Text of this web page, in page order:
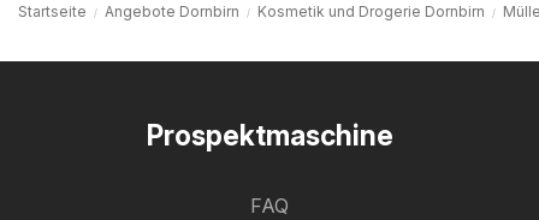
Startseite Angebote Dornbirn Kosmetik und Drogerie Dornbirn
Prospektmaschine
FAQ